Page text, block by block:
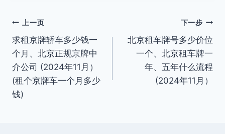
文
章
导
航
上一页
求租京牌轿车多少钱一
个月、北京正规京牌中
介公司 (2024年11月）
(租个京牌车一个月多少
钱)
下一步
北京租车牌号多少价位
一个、北京租车牌一
年、五年什么流程
(2024年11月）